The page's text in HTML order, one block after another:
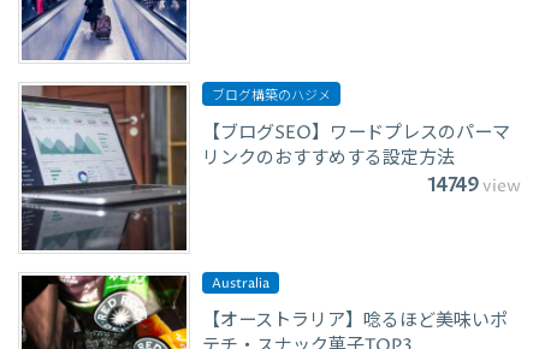
ブログ構築のハジメ
【ブログSEO】ワードプレスのパーマ
リンクのおすすめする設定方法
14749view
Australia
【オーストラリア】唸るほど美味いポ